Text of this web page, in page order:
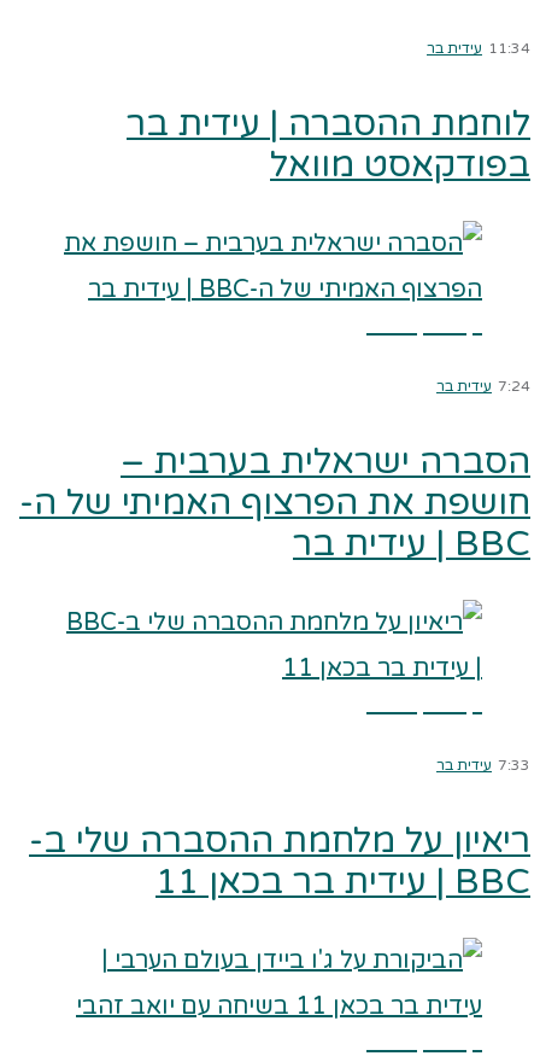
11:34 עידית בר
לוחמת ההסברה | עידית בר
בפודקאסט מוואל
7:24 עידית בר
הסברה ישראלית בערבית –
חושפת את הפרצוף האמיתי של ה-
BBC | עידית בר
7:33 עידית בר
ריאיון על מלחמת ההסברה שלי ב-
BBC | עידית בר בכאן 11